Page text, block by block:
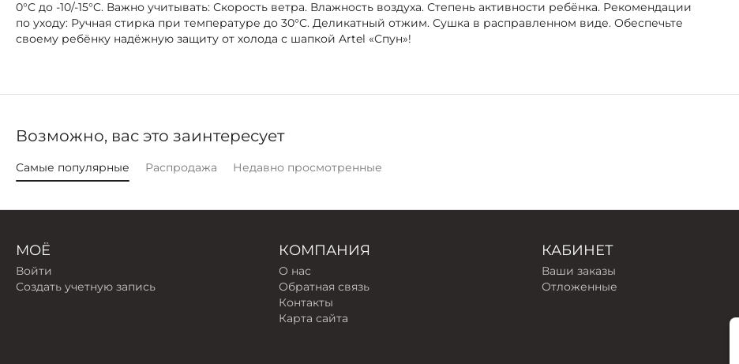
0°C до -10/-15°C. Важно учитывать: Скорость ветра. Влажность воздуха. Степень активности ребёнка. Рекомендации
по уходу: Ручная стирка при температуре до 30°C. Деликатный отжим. Сушка в расправленном виде. Обеспечьте
своему ребёнку надёжную защиту от холода с шапкой Artel «Спун»!
Возможно, вас это заинтересует
Самые популярные Распродажа Недавно просмотренные
МОЁ
Войти
Создать учетную запись
КОМПАНИЯ
О нас
Обратная связь
Контакты
Карта сайта
КАБИНЕТ
Ваши заказы
Отложенные